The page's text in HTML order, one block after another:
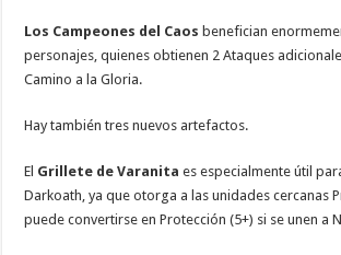
Los Campeones del Caos benefician
personajes, quienes obtienen 2 Ataques
Camino a la Gloria.
Hay también tres nuevos artefactos.
El Grillete de Varanita es especialmente útil
Darkoath, ya que otorga a las unidades cercanas
puede convertirse en Protección (5+) si se unen a